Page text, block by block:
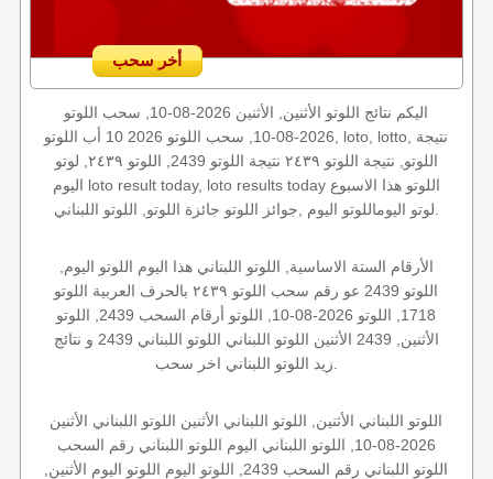
أخر سحب
اليكم نتائج اللوتو الأثنين, الأثنين 2026-08-10, سحب اللوتو
2026-08-10, سحب اللوتو 2026 10 أب اللوتو, loto, lotto, نتيجة
اللوتو, نتيجة اللوتو ٢٤٣٩ نتيجة اللوتو 2439, اللوتو ٢٤٣٩, لوتو
اليوم loto result today, loto results today اللوتو هذا الاسبوع
الأرقام الستة الاساسية, اللوتو اللبناني هذا اليوم اللوتو اليوم,
اللوتو 2439 عو رقم سحب اللوتو ٢٤٣٩ بالحرف العربية اللوتو
1718, اللوتو 2026-08-10, اللوتو أرقام السحب 2439, اللوتو
الأثنين, 2439 الأثنين اللوتو اللبناني اللوتو اللبناني 2439 و نتائج
اللوتو اللبناني الأثنين, اللوتو اللبناني الأثنين اللوتو اللبناني الأثنين
2026-08-10, اللوتو اللبناني اليوم اللوتو اللبناني رقم السحب
اللوتو اللبناني رقم السحب 2439, اللوتو اليوم اللوتو اليوم الأثنين,